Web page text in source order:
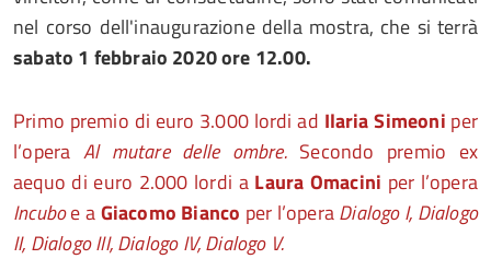
nel corso dell'inaugurazione della mostra, che si terrà
sabato 1 febbraio 2020 ore 12.00.
Primo premio di euro 3.000 lordi ad Ilaria Simeoni per
l’opera Al mutare delle ombre.Secondo premio ex
aequo di euro 2.000 lordi a Laura Omacini per l’opera
Incuboe aGiacomo Bianco per l’operaDialogo I, Dialogo
II, Dialogo III, Dialogo IV, Dialogo V.